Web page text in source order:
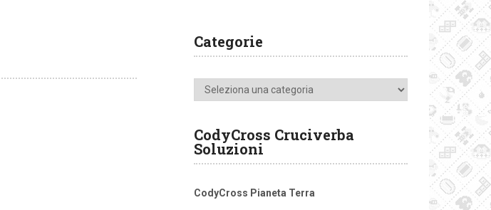
Categorie
Categorie
CodyCross Cruciverba
Soluzioni
CodyCross Pianeta Terra